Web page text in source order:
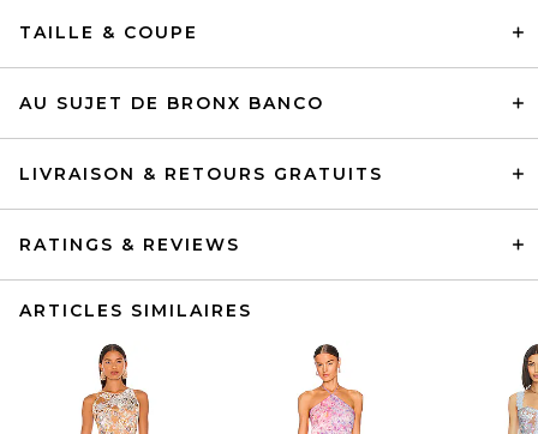
TAILLE & COUPE
AU SUJET DE BRONX BANCO
LIVRAISON & RETOURS GRATUITS
RATINGS & REVIEWS
ARTICLES SIMILAIRES